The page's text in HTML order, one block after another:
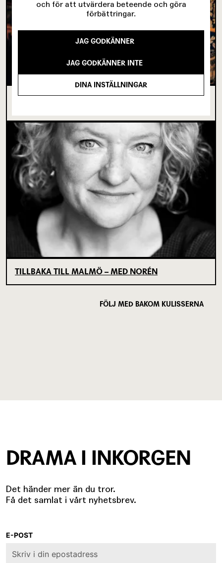
I SPRICKAN MELLAN DET SOM VARIT OCH DET
TILLBAKA TILL MALMÖ – MED NORÉN
FÖLJ MED BAKOM KULISSERNA
DRAMA I INKORGEN
Det händer mer än du tror.
Få det samlat i vårt nyhetsbrev.
E-POST
och för att utvärdera beteende och göra
förbättringar.
JAG GODKÄNNER
JAG GODKÄNNER INTE
DINA INSTÄLLNINGAR